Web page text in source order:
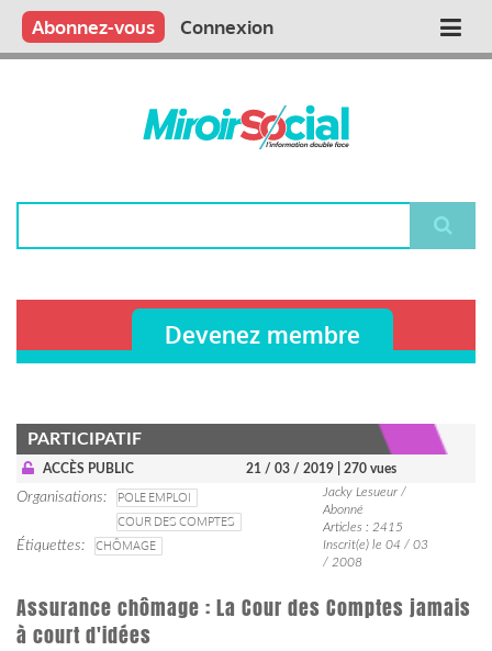
Aller
contenu
Main
Qui sommes nous ?
Vous publiez
Nous publions
Contactez-nous
Abonnez-vous Connexion
Devenez membre
PARTICIPATIF
ACCÈS PUBLIC 21 / 03 / 2019 | 270 vues
Organisations
POLE EMPLOI
COUR DES COMPTES
Étiquettes
CHÔMAGE
Jacky Lesueur /
Abonné
Articles : 2415
Inscrit(e) le 04 / 03
/ 2008
Assurance chômage : La Cour des Comptes jamais
à court d'idées